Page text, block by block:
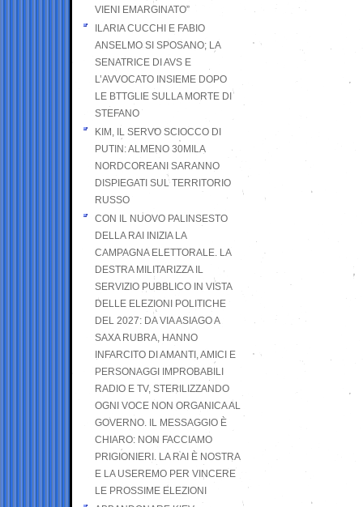
VIENI EMARGINATO”
ILARIA CUCCHI E FABIO
ANSELMO SI SPOSANO; LA
SENATRICE DI AVS E
L’AVVOCATO INSIEME DOPO
LE BTTGLIE SULLA MORTE DI
STEFANO
KIM, IL SERVO SCIOCCO DI
PUTIN: ALMENO 30MILA
NORDCOREANI SARANNO
DISPIEGATI SUL TERRITORIO
RUSSO
CON IL NUOVO PALINSESTO
DELLA RAI INIZIA LA
CAMPAGNA ELETTORALE. LA
DESTRA MILITARIZZA IL
SERVIZIO PUBBLICO IN VISTA
DELLE ELEZIONI POLITICHE
DEL 2027: DA VIA ASIAGO A
SAXA RUBRA, HANNO
INFARCITO DI AMANTI, AMICI E
PERSONAGGI IMPROBABILI
RADIO E TV, STERILIZZANDO
OGNI VOCE NON ORGANICA AL
GOVERNO. IL MESSAGGIO È
CHIARO: NON FACCIAMO
PRIGIONIERI. LA RAI È NOSTRA
E LA USEREMO PER VINCERE
LE PROSSIME ELEZIONI